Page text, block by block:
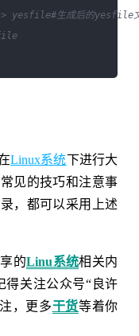
> yesfile#生成后的yesfile
Linux系统下进行大
见的技巧和注意事
，都可以采用上述
的Linu系统相关内
得关注公众号“良许
，更多干货等着你